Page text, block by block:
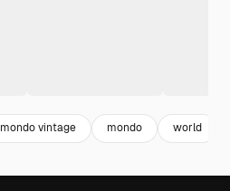
mondo vintage mondo world